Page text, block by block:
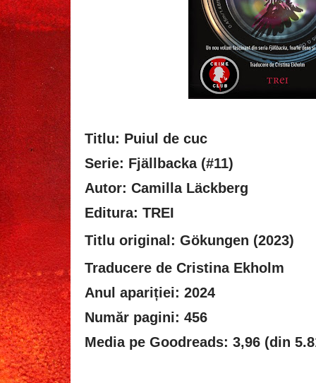
Titlu: Puiul de cuc
Serie: Fjällbacka (#11)
Autor: Camilla Läckberg
Editura: TREI
Titlu original: Gökungen (2023)
Traducere de Cristina Ekholm
Anul apariției: 2024
Număr pagini: 456
Media pe Goodreads: 3,96 (din